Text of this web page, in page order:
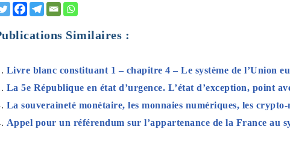
Similaires :
Livre blanc constituant 1 – chapitre 4 – Le système de l’Union
La 5e République en état d’urgence. L’état d’exception, point
La souveraineté monétaire, les monnaies numériques, les
Appel pour un référendum sur l’appartenance de la France au